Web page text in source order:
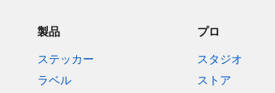
製品
ステッカー
ラベル
プロ
スタジオ
ストア